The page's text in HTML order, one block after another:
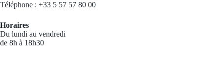
Téléphone : +33 5 57 57 80 00
Horaires
Du lundi au vendredi
de 8h à 18h30